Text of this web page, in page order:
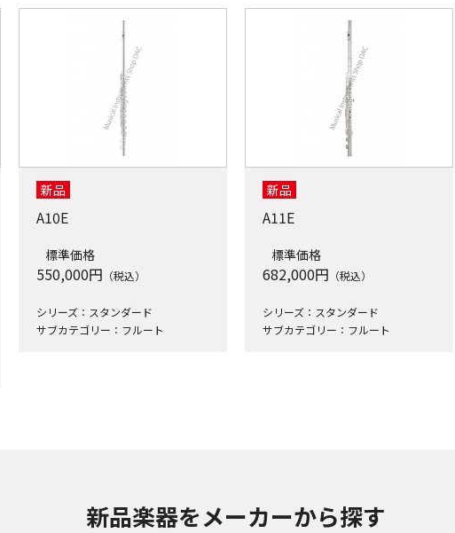
新品
A10E
標準価格
550,000円 （税込）
シリーズ：スタンダード
サブカテゴリー：フルート
新品
A11E
標準価格
682,000円 （税込）
シリーズ：スタンダード
サブカテゴリー：フルート
新品楽器をメーカーから探す